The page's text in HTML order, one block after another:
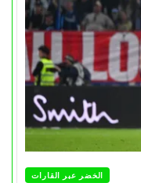
الخضر عبر القارات